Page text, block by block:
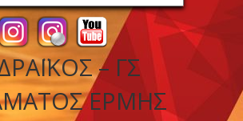
– ΓΣ
ΕΡΜΗΣ